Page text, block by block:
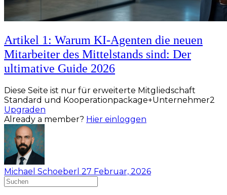
Artikel 1: Warum KI-Agenten die neuen
Mitarbeiter des Mittelstands sind: Der
ultimative Guide 2026
Diese Seite ist nur für erweiterte Mitgliedschaft
Standard und Kooperationpackage+Unternehmer2
Upgraden
Already a member? Hier einloggen
Michael Schoeberl 27 Februar, 2026
Suchen